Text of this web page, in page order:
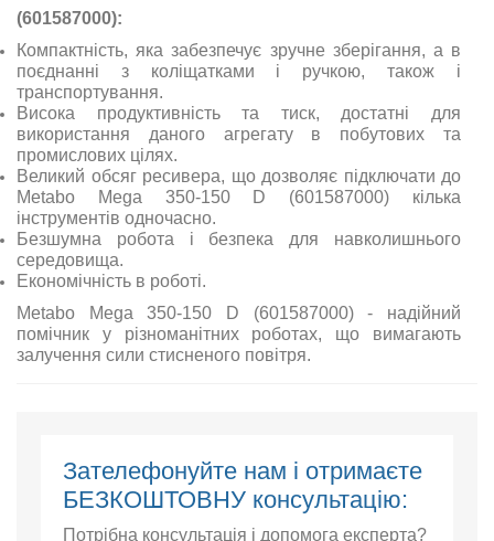
(601587000):
Компактність, яка забезпечує зручне зберігання, а в
поєднанні з коліщатками і ручкою, також і
транспортування.
Висока продуктивність та тиск, достатні для
використання даного агрегату в побутових та
промислових цілях.
Великий обсяг ресивера, що дозволяє підключати до
Metabo Mega 350-150 D (601587000) кілька
інструментів одночасно.
Безшумна робота і безпека для навколишнього
середовища.
Економічність в роботі.
Metabo Mega 350-150 D (601587000) - надійний
помічник у різноманітних роботах, що вимагають
залучення сили стисненого повітря.
Зателефонуйте нам і отримаєте
БЕЗКОШТОВНУ консультацію:
Потрібна консультація і допомога експерта?